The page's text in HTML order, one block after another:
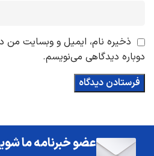
ذخیره نام، ایمیل و وبسایت من
دوباره دیدگاهی می‌نویسم.
عضو خبرنامه ما